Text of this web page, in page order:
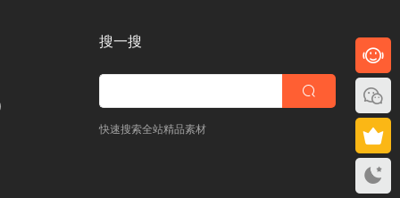
搜一搜
快速搜索全站精品素材